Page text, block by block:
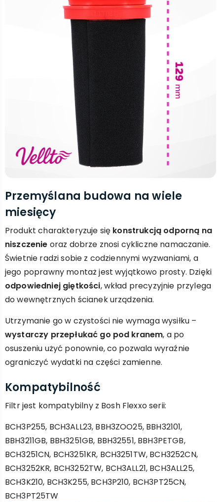
Przemyślana budowa na wiele
miesięcy
Produkt charakteryzuje się konstrukcją odporną na
niszczenie oraz dobrze znosi cykliczne namaczanie.
Świetnie radzi sobie z codziennymi wyzwaniami, a
jego poprawny montaż jest wyjątkowo prosty. Dzięki
odpowiedniej giętkości, wkład precyzyjnie przylega
do wewnętrznych ścianek urządzenia.
Utrzymanie go w czystości nie wymaga wysiłku –
wystarczy przepłukać go pod kranem, a po
osuszeniu użyć ponownie, co pozwala wyraźnie
ograniczyć wydatki na części zamienne.
Kompatybilność
Filtr jest kompatybilny z Bosh Flexxo serii:
BCH3P255, BCH3ALL23, BBH3ZOO25, BBH32101,
BBH3211GB, BBH3251GB, BBH32551, BBH3PETGB,
BCH3251CN, BCH3251KR, BCH3251TW, BCH3252CN,
BCH3252KR, BCH3252TW, BCH3ALL21, BCH3ALL25,
BCH3K210, BCH3K255, BCH3P210, BCH3PT25CN,
BCH3PT25TW